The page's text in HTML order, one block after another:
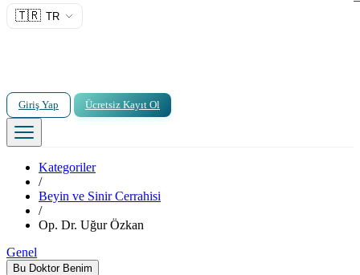
🇹🇷 TR
Giriş Yap Ücretsiz Kayıt Ol
Kategoriler
/
Beyin ve Sinir Cerrahisi
/
Op. Dr. Uğur Özkan
Genel
Bu Doktor Benim